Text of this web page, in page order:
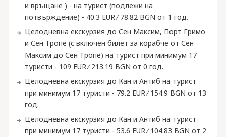
и връщане ) - на турист (подлежи на
потвърждение) - 40.3 EUR ∕ 78.82 BGN от 1 год.
Целодневна екскурзия до Сен Максим, Порт Гримо
и Сен Тропе (с включен билет за корабче от Сен
Максим до Сен Тропе) на турист при минимум 17
туристи - 109 EUR ∕ 213.19 BGN от 0 год.
Целодневна екскурзия до Кан и Антиб на турист
при минимум 17 туристи - 79.2 EUR ∕ 154.9 BGN от 13
год.
Целодневна екскурзия до Кан и Антиб на турист
при минимум 17 туристи - 53.6 EUR ∕ 104.83 BGN от 2